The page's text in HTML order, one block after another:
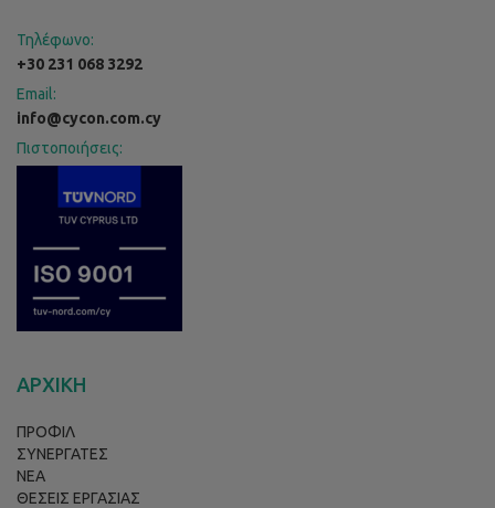
Τηλέφωνο:
+30 231 068 3292
Email:
info@cycon.com.cy
Πιστοποιήσεις:
ΑΡΧΙΚΗ
ΠΡΟΦΙΛ
ΣΥΝΕΡΓΑΤΕΣ
ΝΕΑ
ΘΕΣΕΙΣ ΕΡΓΑΣΙΑΣ